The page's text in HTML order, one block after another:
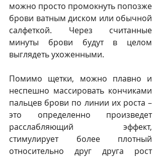
можно просто промокнуть попозже
брови ватным диском или обычной
салфеткой. Через считанные
минуты брови будут в целом
выглядеть ухоженными.
Помимо щетки, можно плавно и
неспешно массировать кончиками
пальцев брови по линии их роста –
это определенно произведет
расслабляющий эффект,
стимулирует более плотный
относительно друг друга рост